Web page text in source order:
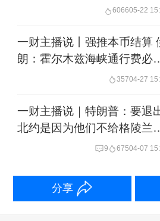
606605-22
一财主播说丨强推本币结算
朗：霍尔木兹海峡通行费必
35704-27
一财主播说｜特朗普：要退
北约是因为他们不给格陵兰
9 67504-07
分享